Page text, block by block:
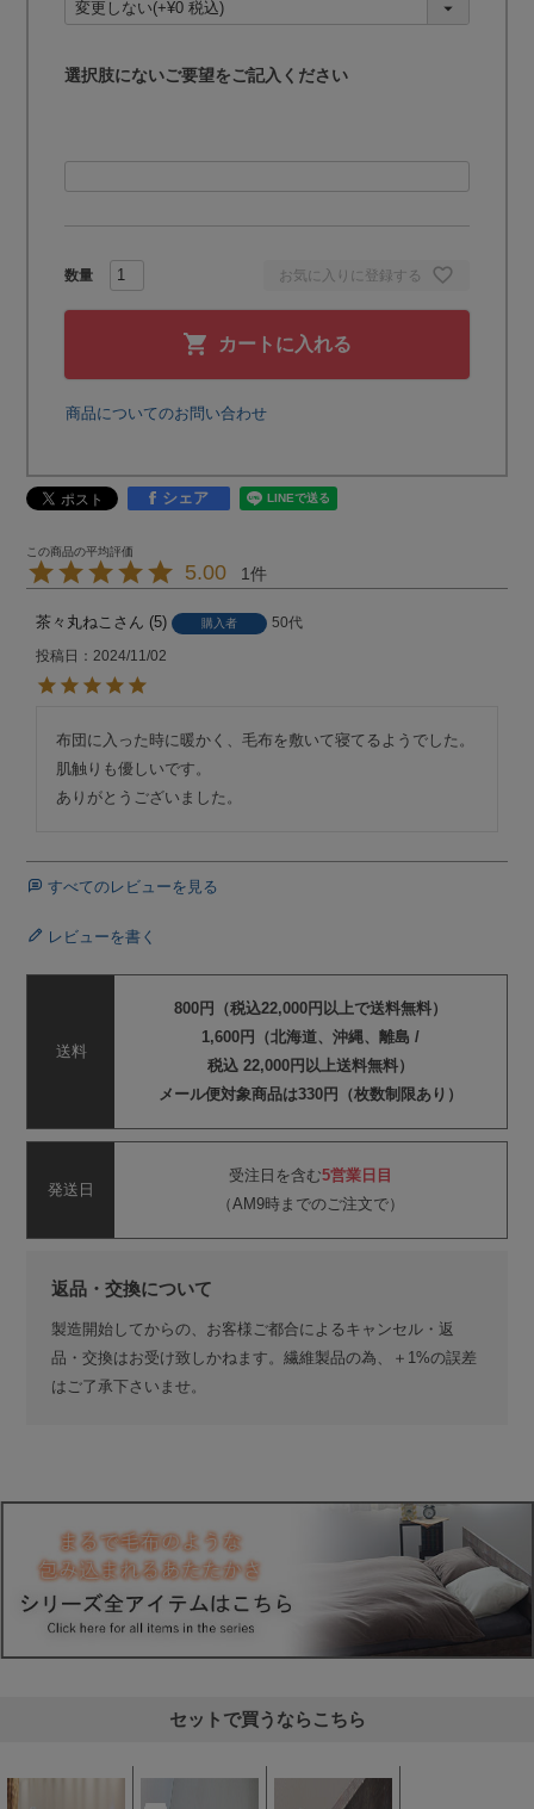
お気に入りに登録する
カートに入れる
)
選択肢にないご要望をご記入ください
商品についてのお問い合わせ
シェア
5.00 1
茶々丸ねこ 5 購入者
50代
投稿日
2024/11/02
布団に入った時に暖かく、毛布を敷いて寝てるようでした。
肌触りも優しいです。
ありがとうございました。
すべてのレビューを見る
レビューを書く
送料
800円（税込22,000円以上で送料無料）
1,600円（北海道、沖縄、離島 /
税込 22,000円以上送料無料）
メール便対象商品は330円（枚数制限あり）
発送日
受注日を含む5営業日目
（AM9時までのご注文で）
返品・交換について
製造開始してからの、お客様ご都合によるキャンセル・返
品・交換はお受け致しかねます。繊維製品の為、＋1%の誤差
はご了承下さいませ。
セットで買うならこちら